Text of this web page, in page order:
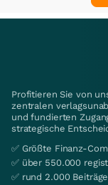
Profitieren Sie von
zentralen
und fundierten
strategische
✅ Größte Finanz-
✅ über 550.000
✅ rund 2.000